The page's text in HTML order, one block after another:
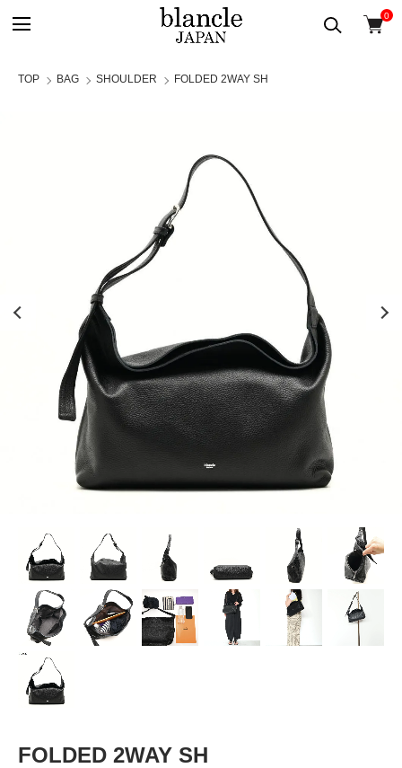
0
TOP BAG SHOULDER FOLDED 2WAY SH
FOLDED 2WAY SH